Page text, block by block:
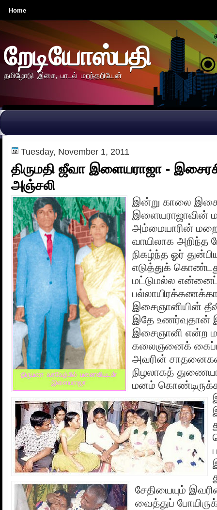
Home
றேடியோஸ்பதி
தமிழோடு இசை, பாடல் மறந்தறியேன்
Tuesday, November 1, 2011
திருமதி ஜீவா இளையராஜா -
அஞ்சலி
இன்று காலை
இளையராஜாவின்
அம்மையாரின்
வாயிலாக அறிந்த
நிகழ்ந்த ஓர்
எடுத்துக்
மட்டுமல்ல
இசைஞானியின்
இதே உணர்வுதான்
இசைஞானி என்ற
கலைஞனைக்
அவரின்
நிழலாகத்
மனம்
சேதியையும்
வைத்துப்